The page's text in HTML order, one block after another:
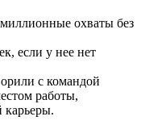
охваты без
с командой
работы,
карьеры.